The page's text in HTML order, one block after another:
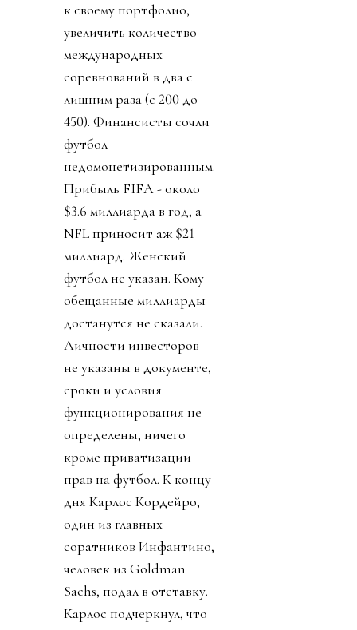
к своему портфолио,
увеличить количество
международных
соревнований в два с
лишним раза (с 200 до
450). Финансисты сочли
футбол
недомонетизированным.
Прибыль FIFA - около
$3.6 миллиарда в год, а
NFL приносит аж $21
миллиард. Женский
футбол не указан. Кому
обещанные миллиарды
достанутся не сказали.
Личности инвесторов
не указаны в документе,
сроки и условия
функционирования не
определены, ничего
кроме приватизации
прав на футбол. К концу
дня Карлос Кордейро,
один из главных
соратников Инфантино,
человек из Goldman
Sachs, подал в отставку.
Карлос подчеркнул, что